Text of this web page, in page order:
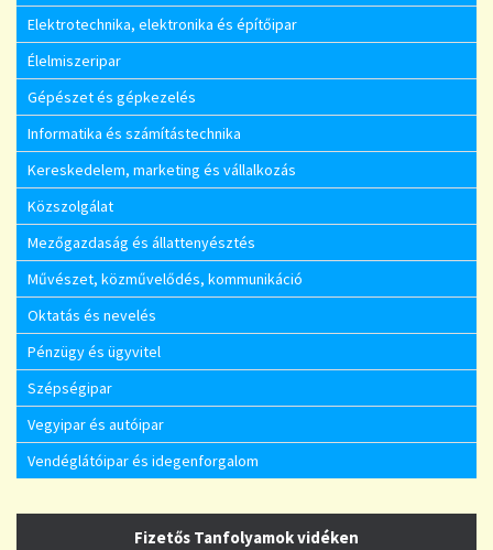
Elektrotechnika, elektronika és építőipar
Élelmiszeripar
Gépészet és gépkezelés
Informatika és számítástechnika
Kereskedelem, marketing és vállalkozás
Közszolgálat
Mezőgazdaság és állattenyésztés
Művészet, közművelődés, kommunikáció
Oktatás és nevelés
Pénzügy és ügyvitel
Szépségipar
Vegyipar és autóipar
Vendéglátóipar és idegenforgalom
Fizetős Tanfolyamok vidéken